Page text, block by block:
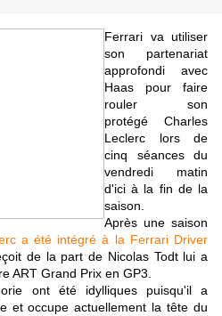
Ferrari va utiliser
son partenariat
approfondi avec
Haas pour faire
rouler son
protégé Charles
Leclerc lors de
cinq séances du
vendredi matin
d'ici à la fin de la
saison.
Après une saison
a été intégré à la Ferrari Driver
de la part de Nicolas Todt lui a
ART Grand Prix en GP3.
ont été idylliques puisqu'il a
et occupe actuellement la tête du